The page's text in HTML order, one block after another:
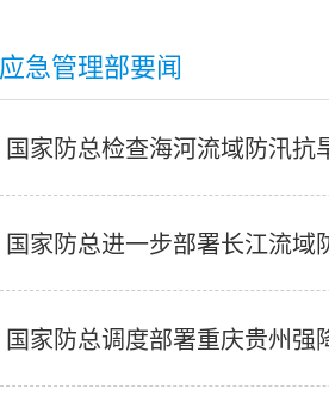
应急管理部要闻
国家防总检查海河流域防汛抗
国家防总进一步部署长江流域
国家防总调度部署重庆贵州强